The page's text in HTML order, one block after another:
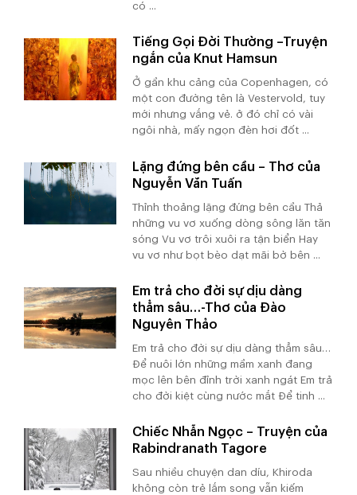
có ...
Tiếng Gọi Đời Thường –Truyện
ngắn của Knut Hamsun
Ở gần khu cảng của Copenhagen, có
một con đường tên là Vestervold, tuy
mới nhưng vắng vẻ. ở đó chỉ có vài
ngôi nhà, mấy ngọn đèn hơi đốt ...
Lặng đứng bên cầu – Thơ của
Nguyễn Văn Tuấn
Thỉnh thoảng lặng đứng bên cầu Thả
những vu vơ xuống dòng sông lăn tăn
sóng Vu vơ trôi xuôi ra tận biển Hay
vu vơ như bọt bèo dạt mãi bờ bên ...
Em trả cho đời sự dịu dàng
thẳm sâu…-Thơ của Đào
Nguyên Thảo
Em trả cho đời sự dịu dàng thẳm sâu…
Để nuôi lớn những mầm xanh đang
mọc lên bên đỉnh trời xanh ngát Em trả
cho đời kiệt cùng nước mắt Để tinh ...
Chiếc Nhẫn Ngọc – Truyện của
Rabindranath Tagore
Sau nhiều chuyện dan díu, Khiroda
không còn trẻ lắm song vẫn kiếm